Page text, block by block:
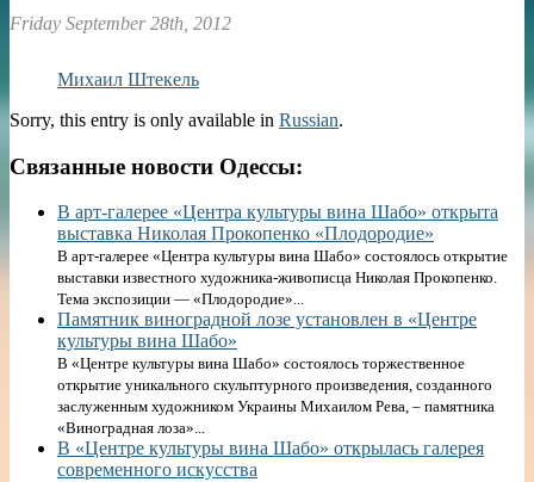
Friday September 28th, 2012
Михаил Штекель
Sorry, this entry is only available in Russian.
Связанные новости Одессы:
В арт-галерее «Центра культуры вина Шабо» открыта
выставка Николая Прокопенко «Плодородие»
В арт-галерее «Центра культуры вина Шабо» состоялось открытие
выставки известного художника-живописца Николая Прокопенко.
Тема экспозиции — «Плодородие»...
Памятник виноградной лозе установлен в «Центре
культуры вина Шабо»
В «Центре культуры вина Шабо» состоялось торжественное
открытие уникального скульптурного произведения, созданного
заслуженным художником Украины Михаилом Рева, – памятника
«Виноградная лоза»...
В «Центре культуры вина Шабо» открылась галерея
современного искусства